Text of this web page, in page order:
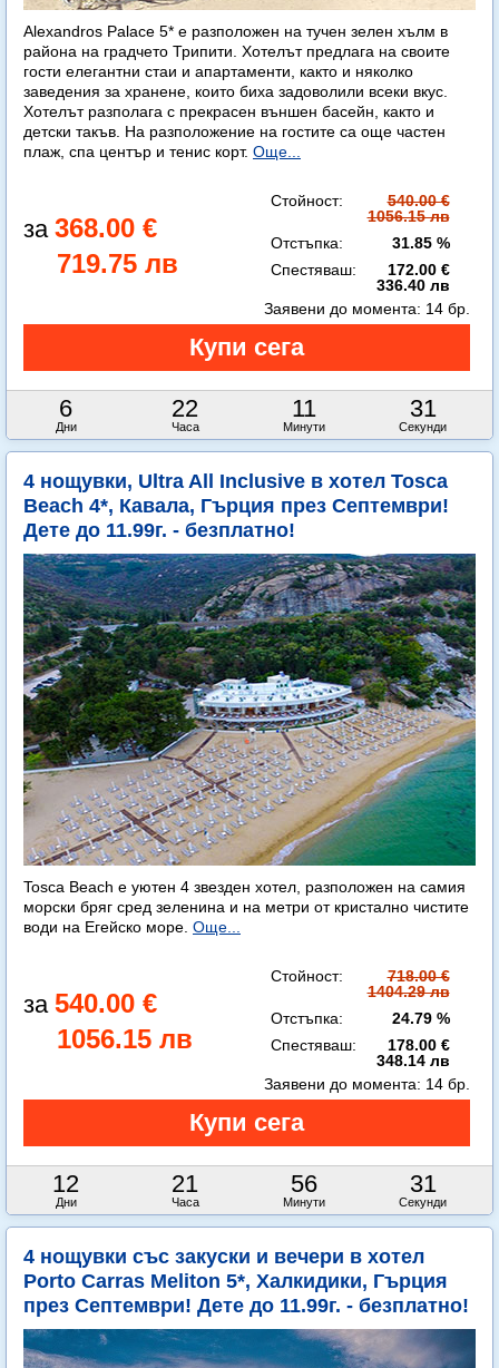
Alexandros Palace 5* e разположен на тучен зелен хълм в
района на градчето Трипити. Хотелът предлага на своите
гости елегантни стаи и апартаменти, както и няколко
заведения за хранене, които биха задоволили всеки вкус.
Хотелът разполага с прекрасен външен басейн, както и
детски такъв. На разположение на гостите са още частен
плаж, спа център и тенис корт. Още...
368.00 €
719.75 лв
Стойност:
540.00 €
1056.15 лв
Отстъпка:
31.85 %
Спестяваш:
172.00 €
336.40 лв
6
Дни
22
Часа
11
Минути
29
Секунди
Заявени до момента: 14 бр.
4 нощувки, Ultra All Inclusive в хотел Tosca
Beach 4*, Кавала, Гърция през Септември!
Дете до 11.99г. - безплатно!
Tosca Beach е уютен 4 звезден хотел, разположен на самия
морски бряг сред зеленина и на метри от кристално чистите
води на Егейско море. Още...
540.00 €
1056.15 лв
Стойност:
718.00 €
1404.29 лв
Отстъпка:
24.79 %
Спестяваш:
178.00 €
348.14 лв
12
Дни
21
Часа
56
Минути
29
Секунди
Заявени до момента: 14 бр.
4 нощувки със закуски и вечери в хотел
Porto Carras Meliton 5*, Халкидики, Гърция
през Септември! Дете до 11.99г. - безплатно!